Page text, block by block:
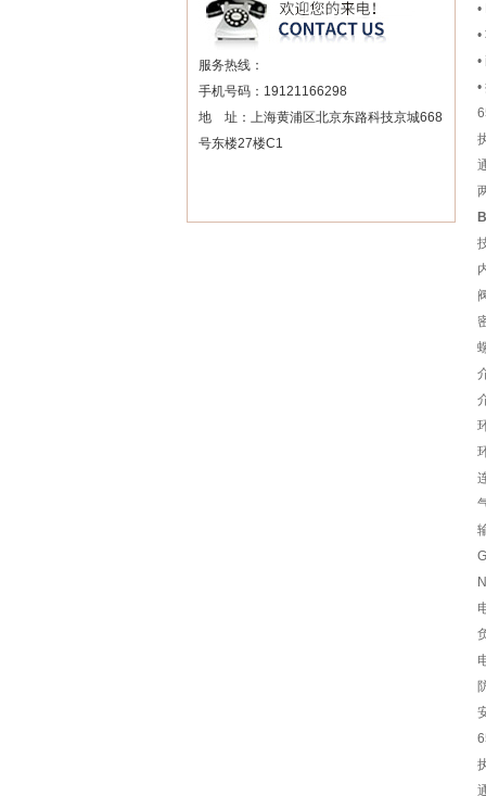
服务热线：
手机号码：19121166298
地 址：上海黄浦区北京东路科技京城668
号东楼27楼C1